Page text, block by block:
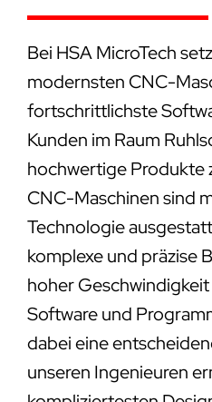
Bei HSA MicroTech
modernsten CNC-
fortschrittlichste
Kunden im Raum
hochwertige Produkte
CNC-Maschinen sind
Technologie
komplexe und präzise
hoher
Software und
dabei eine
unseren Ingenieuren